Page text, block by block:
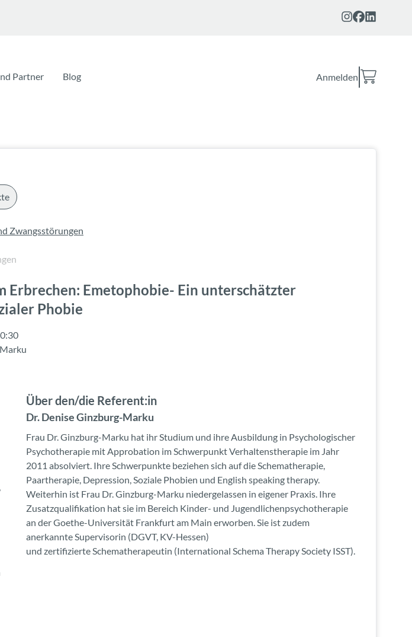
Partner Blog Anmelden
Zwangsstörungen
Erbrechen: Emetophobie- Ein unterschätzter
Phobie
Über den/die Referent:in
Dr. Denise Ginzburg-Marku
Frau Dr. Ginzburg-Marku hat ihr Studium und ihre Ausbildung in Psychologischer
Psychotherapie mit Approbation im Schwerpunkt Verhaltenstherapie im Jahr
2011 absolviert. Ihre Schwerpunkte beziehen sich auf die Schematherapie,
Paartherapie, Depression, Soziale Phobien und English speaking therapy.
Weiterhin ist Frau Dr. Ginzburg-Marku niedergelassen in eigener Praxis. Ihre
Zusatzqualifikation hat sie im Bereich Kinder- und Jugendlichenpsychotherapie
an der Goethe-Universität Frankfurt am Main erworben. Sie ist zudem
anerkannte Supervisorin (DGVT, KV-Hessen)
und zertifizierte Schematherapeutin (International Schema Therapy Society ISST).